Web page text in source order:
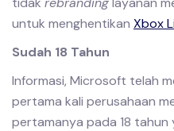
untuk menghentikan Xbox
Sudah 18 Tahun
Informasi, Microsoft telah
pertama kali perusahaan
pertamanya pada 18 tahun